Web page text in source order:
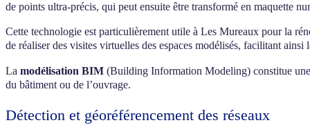
de points ultra-précis, qui peut ensuite être transformé en maquette
Cette technologie est particulièrement utile à Les Mureaux pour la
de réaliser des visites virtuelles des espaces modélisés, facilitant
La modélisation BIM (Building Information Modeling) constitue
du bâtiment ou de l’ouvrage.
Détection et géoréférencement des réseaux